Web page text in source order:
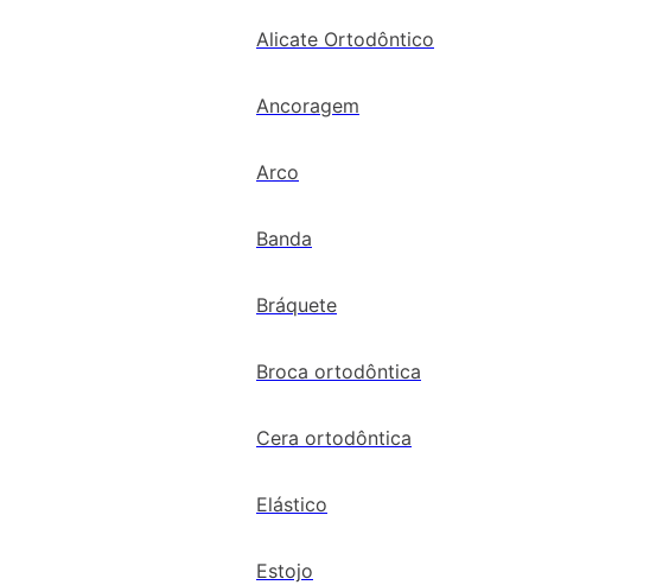
Alicate Ortodôntico
Ancoragem
Arco
Banda
Bráquete
Broca ortodôntica
Cera ortodôntica
Elástico
Estojo